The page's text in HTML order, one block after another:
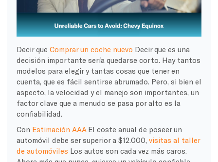
Decir que Comprar un coche nuevo Decir que es una
decisión importante sería quedarse corto. Hay tantos
modelos para elegir y tantas cosas que tener en
cuenta, que es fácil sentirse abrumado. Pero, si bien el
aspecto, la velocidad y el manejo son importantes, un
factor clave que a menudo se pasa por alto es la
confiabilidad.
Con Estimación AAAEl coste anual de poseer un
automóvil debe ser superior a $12.000, visitas al taller
de automóviles Los autos son cada vez más caros.